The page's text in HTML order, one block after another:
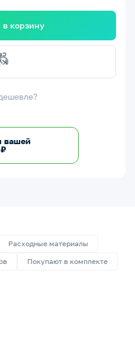
в корзину
вашей
Расходные материалы
Покупают в комплекте